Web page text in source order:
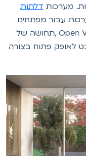
מערכותדלתות
עבור מפתחים
גדולים במיוחד, ולספק אפקט של Open View ,תחושה של
פתוח בצורה